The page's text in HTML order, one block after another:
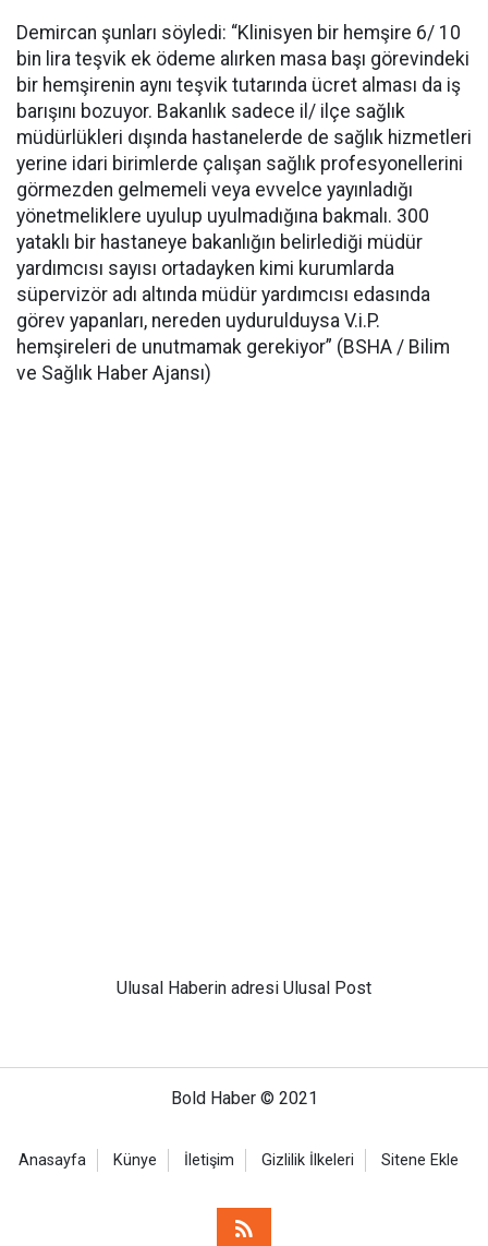
Demircan şunları söyledi: “Klinisyen bir hemşire 6/ 10
bin lira teşvik ek ödeme alırken masa başı görevindeki
bir hemşirenin aynı teşvik tutarında ücret alması da iş
barışını bozuyor. Bakanlık sadece il/ ilçe sağlık
müdürlükleri dışında hastanelerde de sağlık hizmetleri
yerine idari birimlerde çalışan sağlık profesyonellerini
görmezden gelmemeli veya evvelce yayınladığı
yönetmeliklere uyulup uyulmadığına bakmalı. 300
yataklı bir hastaneye bakanlığın belirlediği müdür
yardımcısı sayısı ortadayken kimi kurumlarda
süpervizör adı altında müdür yardımcısı edasında
görev yapanları, nereden uydurulduysa V.i.P.
hemşireleri de unutmamak gerekiyor” (BSHA / Bilim
ve Sağlık Haber Ajansı)
Ulusal Haberin adresi Ulusal Post
Bold Haber © 2021
Anasayfa Künye İletişim Gizlilik İlkeleri Sitene Ekle